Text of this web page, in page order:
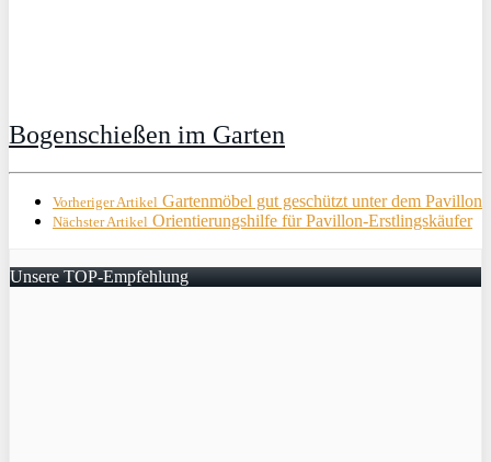
Bogenschießen im Garten
Vorheriger Artikel Gartenmöbel gut geschützt unter dem Pavillon
Nächster Artikel Orientierungshilfe für Pavillon-Erstlingskäufer
Unsere TOP-Empfehlung